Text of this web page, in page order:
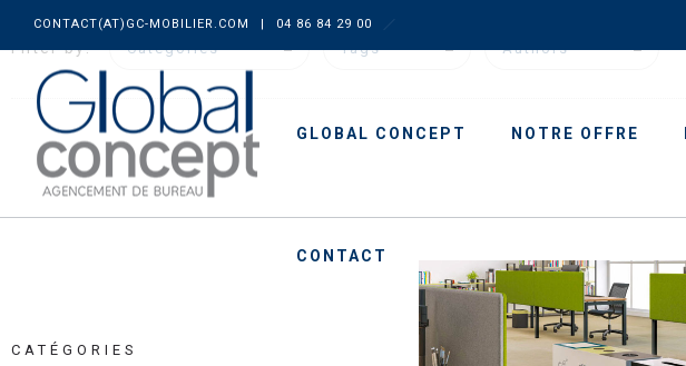
CONTACT(AT)GC-MOBILIER.COM | 04 86 84 29 00
GLOBAL CONCEPT NOTRE OFFRE
CONTACT
Filter by: Categories Tags Authors
CATÉGORIES